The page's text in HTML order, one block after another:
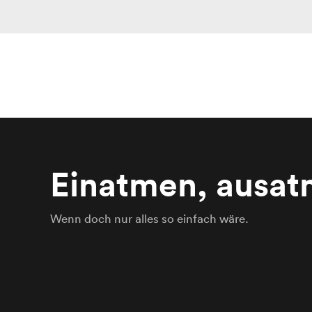
Einatmen,
Wenn doch nur alles so einfach wäre.